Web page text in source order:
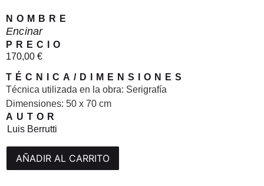
NOMBRE
Encinar
PRECIO
170,00 €
TÉCNICA/DIMENSIONES
Técnica utilizada en la obra: Serigrafía
Dimensiones: 50 x 70 cm
AUTOR
Luis Berrutti
AÑADIR AL CARRITO